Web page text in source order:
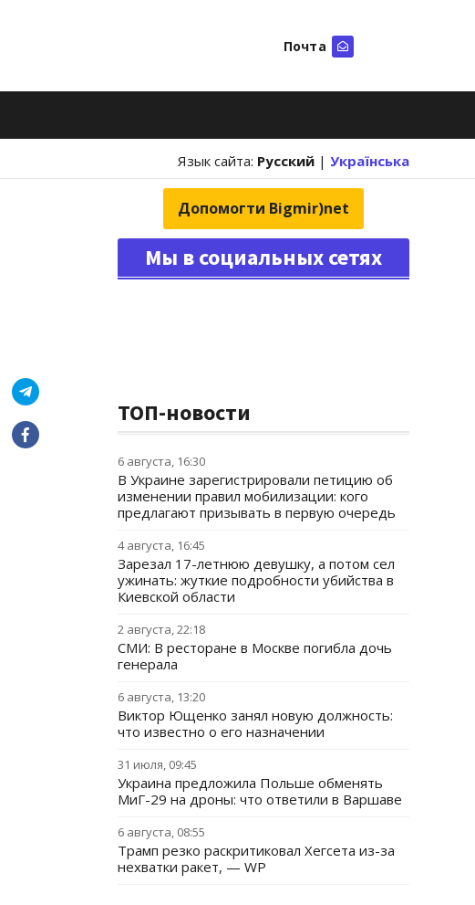
Почта
Язык сайта: Русский | Українська
Допомогти Bigmir)net
Мы в социальных сетях
ТОП-новости
6 августа, 16:30
В Украине зарегистрировали петицию об
изменении правил мобилизации: кого
предлагают призывать в первую очередь
4 августа, 16:45
Зарезал 17-летнюю девушку, а потом сел
ужинать: жуткие подробности убийства в
Киевской области
2 августа, 22:18
СМИ: В ресторане в Москве погибла дочь
генерала
6 августа, 13:20
Виктор Ющенко занял новую должность:
что известно о его назначении
31 июля, 09:45
Украина предложила Польше обменять
МиГ-29 на дроны: что ответили в Варшаве
6 августа, 08:55
Трамп резко раскритиковал Хегсета из-за
нехватки ракет, — WP